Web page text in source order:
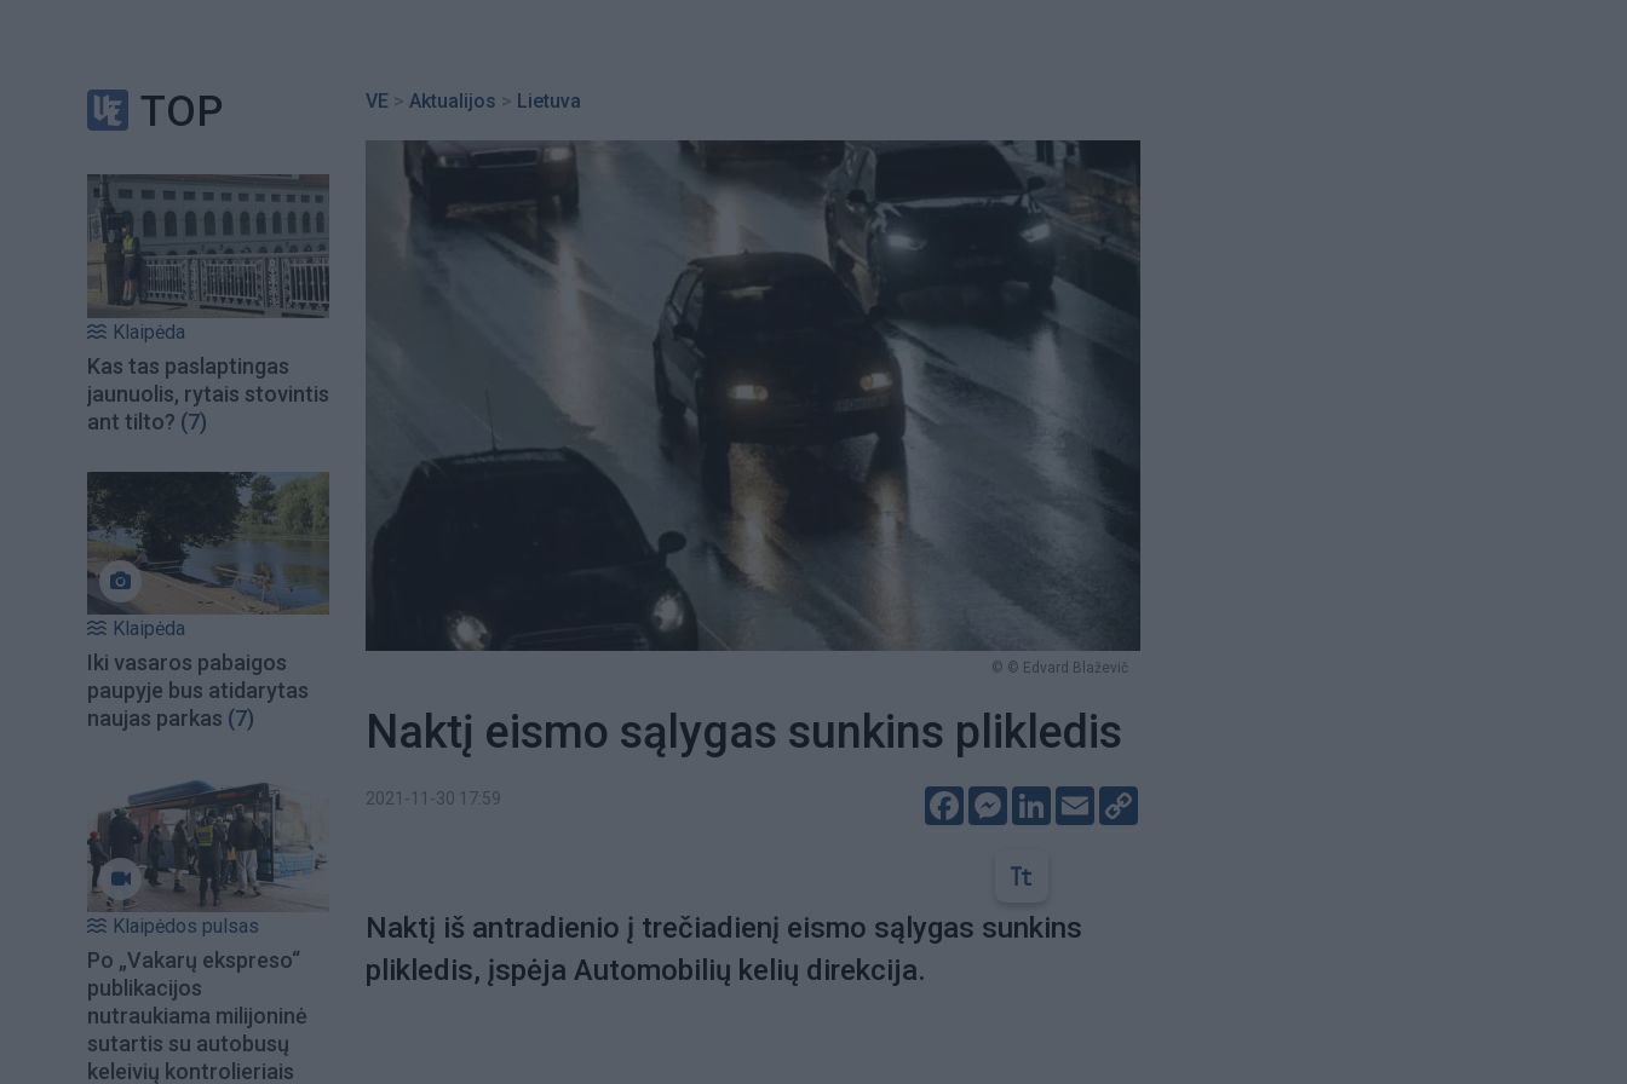
TOP
Klaipėda
Kas tas paslaptingas
jaunuolis, rytais stovintis
ant tilto? (7)
Klaipėda
Iki vasaros pabaigos
paupyje bus atidarytas
naujas parkas (7)
Klaipėdos pulsas
Po „Vakarų ekspreso“
publikacijos
nutraukiama milijoninė
sutartis su autobusų
keleivių kontrolieriais
VE > Aktualijos > Lietuva
© © Edvard Blaževič
Naktį eismo sąlygas sunkins plikledis
2021-11-30 17:59 FacebookMessenger
LinkedIn
Email
Naktį iš antradienio į trečiadienį eismo sąlygas sunkins
plikledis, įspėja Automobilių kelių direkcija.